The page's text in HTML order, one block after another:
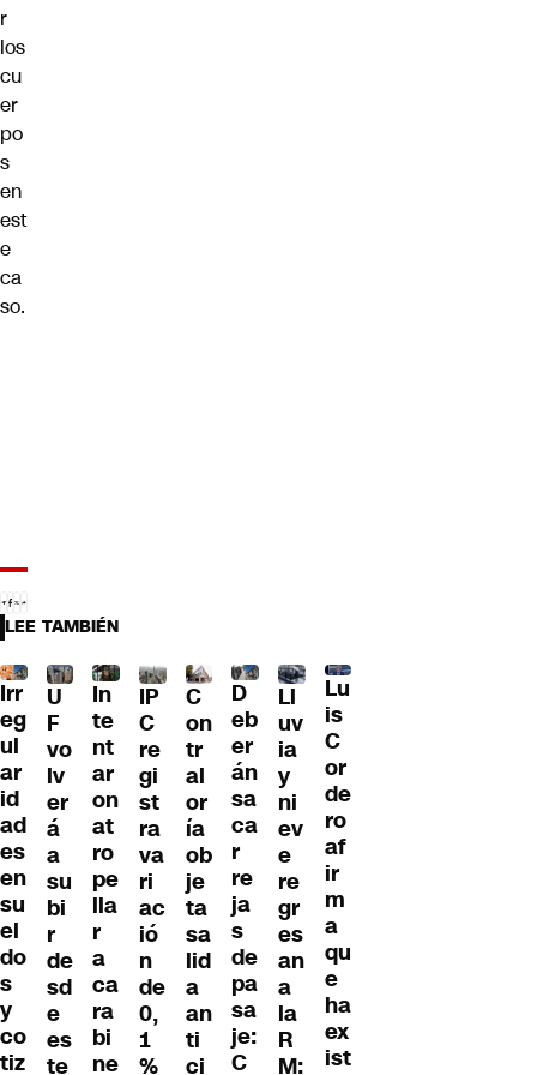
r
los
cu
er
po
s
en
est
e
ca
so.
LEE TAMBIÉN
Irr
eg
ul
ar
id
ad
es
en
su
el
do
s
y
co
tiz
U
F
vo
lv
er
á
a
su
bi
r
de
sd
e
es
te
In
te
nt
ar
on
at
ro
pe
lla
r
a
ca
ra
bi
ne
IP
C
re
gi
st
ra
va
ri
ac
ió
n
de
0,
1
%
C
on
tr
al
or
ía
ob
je
ta
sa
lid
a
an
ti
ci
D
eb
er
án
sa
ca
r
re
ja
s
de
pa
sa
je:
C
Ll
uv
ia
y
ni
ev
e
re
gr
es
an
a
la
R
M:
Lu
is
C
or
de
ro
af
ir
m
a
qu
e
ha
ex
ist